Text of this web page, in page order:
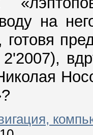
на
готовя